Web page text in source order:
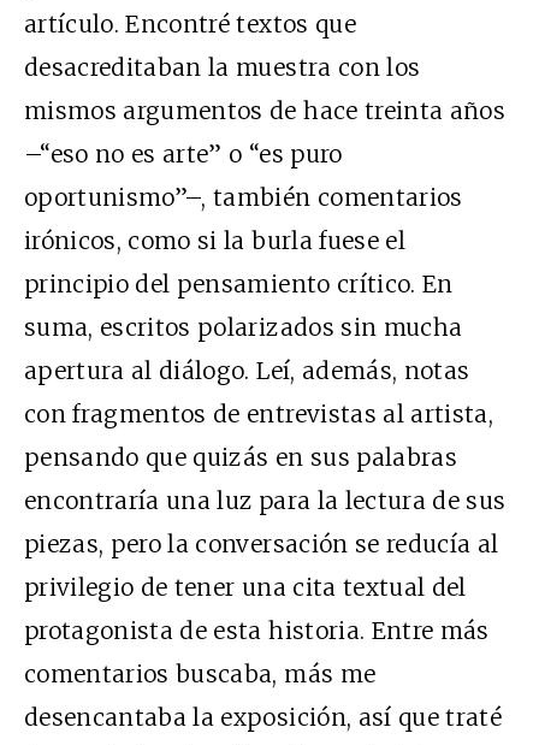
artículo. Encontré textos que
desacreditaban la muestra con los
mismos argumentos de hace treinta años
–“eso no es arte” o “es puro
oportunismo”–, también comentarios
irónicos, como si la burla fuese el
principio del pensamiento crítico. En
suma, escritos polarizados sin mucha
apertura al diálogo. Leí, además, notas
con fragmentos de entrevistas al artista,
pensando que quizás en sus palabras
encontraría una luz para la lectura de sus
piezas, pero la conversación se reducía al
privilegio de tener una cita textual del
protagonista de esta historia. Entre más
comentarios buscaba, más me
desencantaba la exposición, así que traté